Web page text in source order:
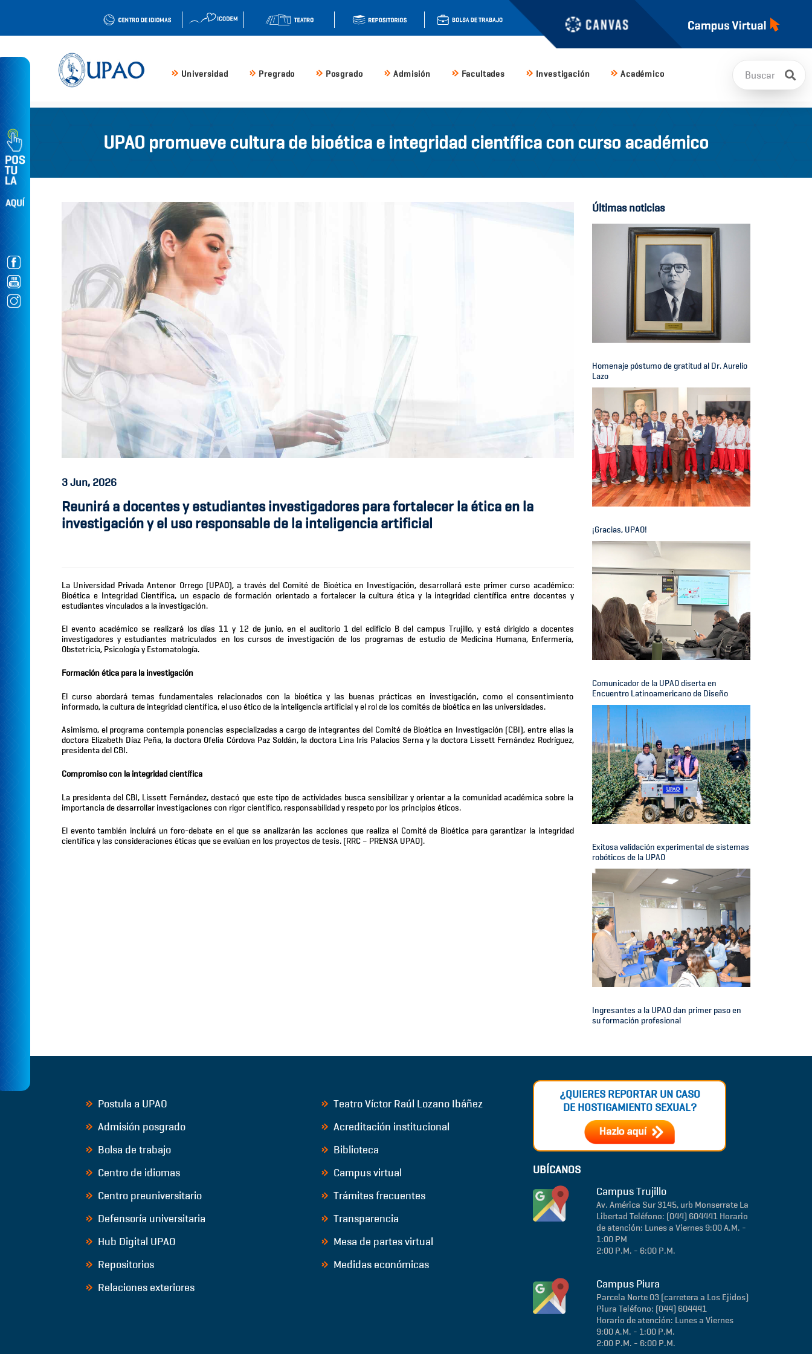
Universidad Pregrado Posgrado Admisión Facultades Investigación Académico
UPAO promueve cultura de bioética e integridad científica con curso académico
3Jun, 2026
Reunirá a docentes y estudiantes investigadores para fortalecer la ética en la
investigación y el uso responsable de la inteligencia artificial
La Universidad Privada Antenor Orrego (UPAO), a través del Comité de Bioética en Investigación, desarrollará este primer curso académico:
Bioética e Integridad Científica, un espacio de formación orientado a fortalecer la cultura ética y la integridad científica entre docentes y
estudiantes vinculados a la investigación.
El evento académico se realizará los días 11 y 12 de junio, en el auditorio 1 del edificio B del campus Trujillo, y está dirigido a docentes
investigadores y estudiantes matriculados en los cursos de investigación de los programas de estudio de Medicina Humana, Enfermería,
Obstetricia, Psicología y Estomatología.
Formación ética para la investigación
El curso abordará temas fundamentales relacionados con la bioética y las buenas prácticas en investigación, como el consentimiento
informado, la cultura de integridad científica, el uso ético de la inteligencia artificial y el rol de los comités de bioética en las universidades.
Asimismo, el programa contempla ponencias especializadas a cargo de integrantes del Comité de Bioética en Investigación (CBI), entre ellas la
doctora Elizabeth Díaz Peña, la doctora Ofelia Córdova Paz Soldán, la doctora Lina Iris Palacios Serna y la doctora Lissett Fernández Rodríguez,
presidenta del CBI.
Compromiso con la integridad científica
La presidenta del CBI, Lissett Fernández, destacó que este tipo de actividades busca sensibilizar y orientar a la comunidad académica sobre la
importancia de desarrollar investigaciones con rigor científico, responsabilidad y respeto por los principios éticos.
El evento también incluirá un foro-debate en el que se analizarán las acciones que realiza el Comité de Bioética para garantizar la integridad
científica y las consideraciones éticas que se evalúan en los proyectos de tesis. (RRC – PRENSA UPAO).
Últimas noticias
Homenaje póstumo de gratitud al Dr. Aurelio
Lazo
¡Gracias, UPAO!
Comunicador de la UPAO diserta en
Encuentro Latinoamericano de Diseño
Exitosa validación experimental de sistemas
robóticos de la UPAO
Ingresantes a la UPAO dan primer paso en
su formación profesional
Postula a UPAO
Admisión posgrado
Bolsa de trabajo
Centro de idiomas
Centro preuniversitario
Defensoría universitaria
Hub Digital UPAO
Repositorios
Relaciones exteriores
Teatro Víctor Raúl Lozano Ibáñez
Acreditación institucional
Biblioteca
Campus virtual
Trámites frecuentes
Transparencia
Mesa de partes virtual
Medidas económicas
¿QUIERES REPORTAR UN CASO
DE HOSTIGAMIENTO SEXUAL?
UBÍCANOS
Campus Trujillo
Av. América Sur 3145, urb Monserrate La
Libertad Teléfono: (044) 604441 Horario
de atención: Lunes a Viernes 9:00 A.M. -
1:00 PM
2:00 P.M. - 6:00 P.M.
Campus Piura
Parcela Norte 03 (carretera a Los Ejidos)
Piura Teléfono: (044) 604441
Horario de atención: Lunes a Viernes
9:00 A.M. - 1:00 P.M.
2:00 P.M. - 6:00 P.M.